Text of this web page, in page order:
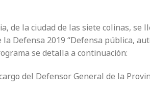
de la ciudad de las siete colinas, se
Defensa 2019 “Defensa pública,
se detalla a continuación:
del Defensor General de la